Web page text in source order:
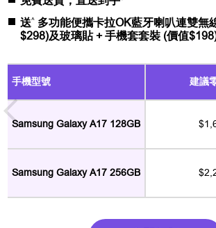
送^ 多功能便攜卡拉OK藍牙喇叭連雙無
$298)及玻璃貼 + 手機套套裝 (價值
手機型號 建議
Samsung Galaxy A17 128GB
Samsung Galaxy A17 256GB